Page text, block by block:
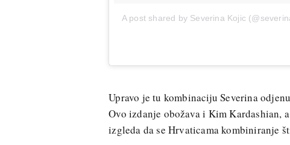
A post shared by Severina Kojic
Upravo je tu kombinaciju Severina
Ovo izdanje obožava i Kim Kardashian,
izgleda da se Hrvaticama kombiniranje